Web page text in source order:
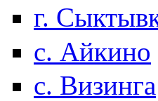
г.
с. Айкино
с. Визинга